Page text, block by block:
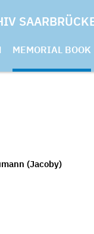
MEMORIAL BOOK
(Jacoby)